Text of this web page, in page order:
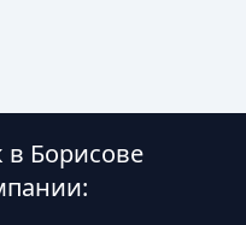
в Борисове